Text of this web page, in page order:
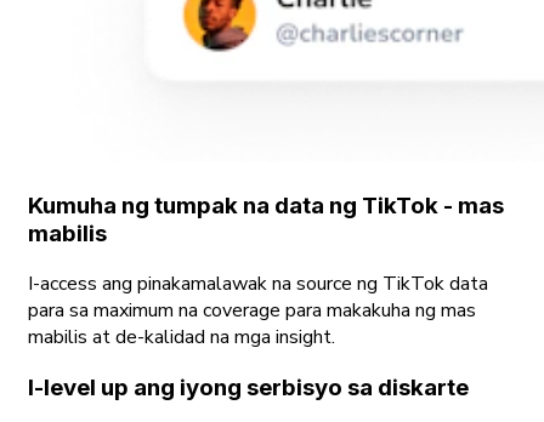
Kumuha ng tumpak na data ng TikTok - mas
mabilis
I-access ang pinakamalawak na source ng TikTok data
para sa maximum na coverage para makakuha ng mas
mabilis at de-kalidad na mga insight.
I-level up ang iyong serbisyo sa diskarte